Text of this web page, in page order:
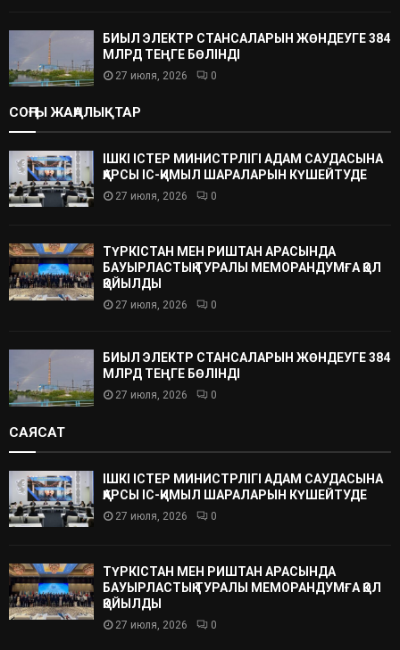
БИЫЛ ЭЛЕКТР СТАНСАЛАРЫН ЖӨНДЕУГЕ 384
МЛРД ТЕҢГЕ БӨЛІНДІ
27 июля, 2026 0
СОҢҒЫ ЖАҢАЛЫҚТАР
ІШКІ ІСТЕР МИНИСТРЛІГІ АДАМ САУДАСЫНА
ҚАРСЫ ІС-ҚИМЫЛ ШАРАЛАРЫН КҮШЕЙТУДЕ
27 июля, 2026 0
ТҮРКІСТАН МЕН РИШТАН АРАСЫНДА
БАУЫРЛАСТЫҚ ТУРАЛЫ МЕМОРАНДУМҒА ҚОЛ
ҚОЙЫЛДЫ
27 июля, 2026 0
БИЫЛ ЭЛЕКТР СТАНСАЛАРЫН ЖӨНДЕУГЕ 384
МЛРД ТЕҢГЕ БӨЛІНДІ
27 июля, 2026 0
САЯСАТ
ІШКІ ІСТЕР МИНИСТРЛІГІ АДАМ САУДАСЫНА
ҚАРСЫ ІС-ҚИМЫЛ ШАРАЛАРЫН КҮШЕЙТУДЕ
27 июля, 2026 0
ТҮРКІСТАН МЕН РИШТАН АРАСЫНДА
БАУЫРЛАСТЫҚ ТУРАЛЫ МЕМОРАНДУМҒА ҚОЛ
ҚОЙЫЛДЫ
27 июля, 2026 0